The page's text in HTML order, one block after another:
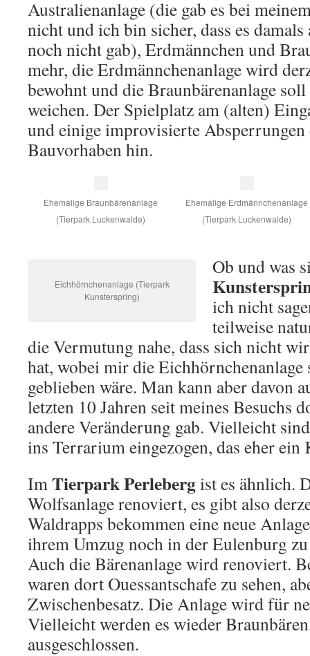
Australienanlage (die gab es bei
nicht und ich bin sicher, dass es
noch nicht gab), Erdmännchen und
mehr, die Erdmännchenanlage wird
bewohnt und die Braunbärenanlage
weichen. Der Spielplatz am (alten)
und einige improvisierte Absperrungen
Bauvorhaben hin.
Ehemalige Braunbärenanlage
(Tierpark Luckenwalde)
Ehemalige Erdmännchenanlage
(Tierpark Luckenwalde)
Eichhörnchenanlage (Tierpark
Kunsterspring)
Ob und was
ich nicht
teilweise
die Vermutung nahe, dass sich nicht
hat, wobei mir die
geblieben wäre. Man kann aber davon
letzten 10 Jahren seit meines Besuchs
andere Veränderung gab. Vielleicht
ins Terrarium eingezogen, das eher ein
ImTierpark Perlebergist es ähnlich.
Wolfsanlage renoviert, es gibt also
Waldrapps bekommen eine neue
ihrem Umzug noch in der Eulenburg zu
Auch die Bärenanlage wird renoviert.
waren dort Ouessantschafe zu sehen,
Zwischenbesatz. Die Anlage wird für
Vielleicht werden es wieder
ausgeschlossen.